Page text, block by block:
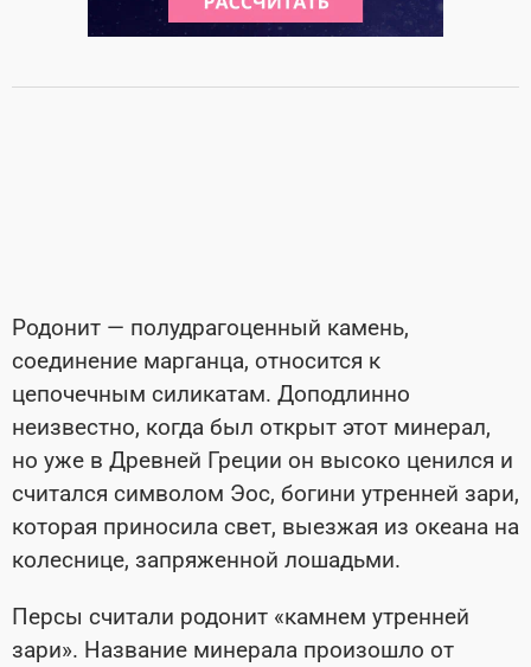
Родонит — полудрагоценный камень,
соединение марганца, относится к
цепочечным силикатам. Доподлинно
неизвестно, когда был открыт этот минерал,
но уже в Древней Греции он высоко ценился и
считался символом Эос, богини утренней зари,
которая приносила свет, выезжая из океана на
колеснице, запряженной лошадьми.
Персы считали родонит «камнем утренней
зари». Название минерала произошло от